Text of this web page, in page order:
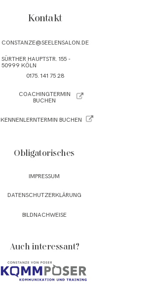
Kontakt
Obligatorisches
Auch interessant?
IMPRESSUM
CONSTANZE@SEELENSALON.DE
SÜRTHER HAUPTSTR. 155 -
50999 KÖLN
DATENSCHUTZERKLÄRUNG
BILDNACHWEISE
0175. 141 75 28
COACHINGTERMIN
BUCHEN
KENNENLERNTERMIN BUCHEN